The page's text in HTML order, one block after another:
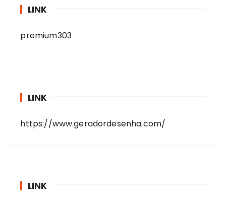
LINK
premium303
LINK
https://www.geradordesenha.com/
LINK